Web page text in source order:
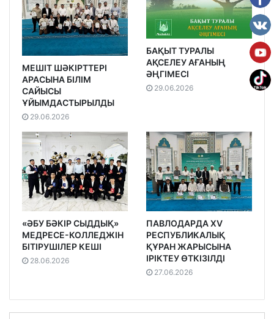
МЕШІТ ШӘКІРТТЕРІ
АРАСЫНА БІЛІМ
САЙЫСЫ
ҰЙЫМДАСТЫРЫЛДЫ
29.06.2026
БАҚЫТ ТУРАЛЫ
АҚСЕЛЕУ АҒАНЫҢ
ӘҢГІМЕСІ
29.06.2026
«ӘБУ БӘКІР СЫДДЫҚ»
МЕДРЕСЕ-КОЛЛЕДЖІН
БІТІРУШІЛЕР КЕШІ
28.06.2026
ПАВЛОДАРДА XV
РЕСПУБЛИКАЛЫҚ
ҚҰРАН ЖАРЫСЫНА
ІРІКТЕУ ӨТКІЗІЛДІ
27.06.2026